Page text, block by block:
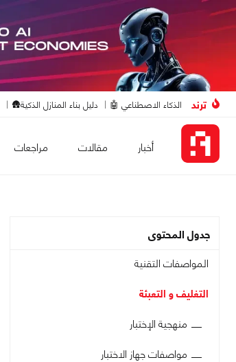
ترند الذكاء الاصطناعي 🤖 دليل بناء المنازل الذكية🛖
أخبار مقالات مراجعات
جدول المحتوى
المواصفات التقنية
التغليف و التعبئة
منهجية الإختبار
مواصفات جهاز الاختبار